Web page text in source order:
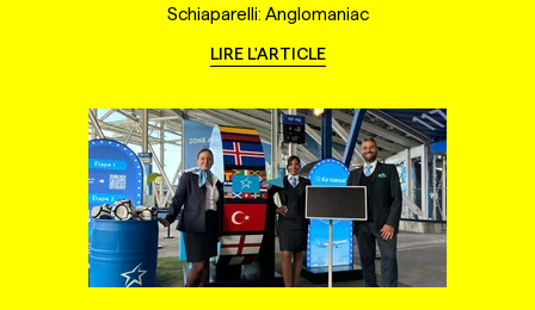
Schiaparelli: Anglomaniac
LIRE L'ARTICLE